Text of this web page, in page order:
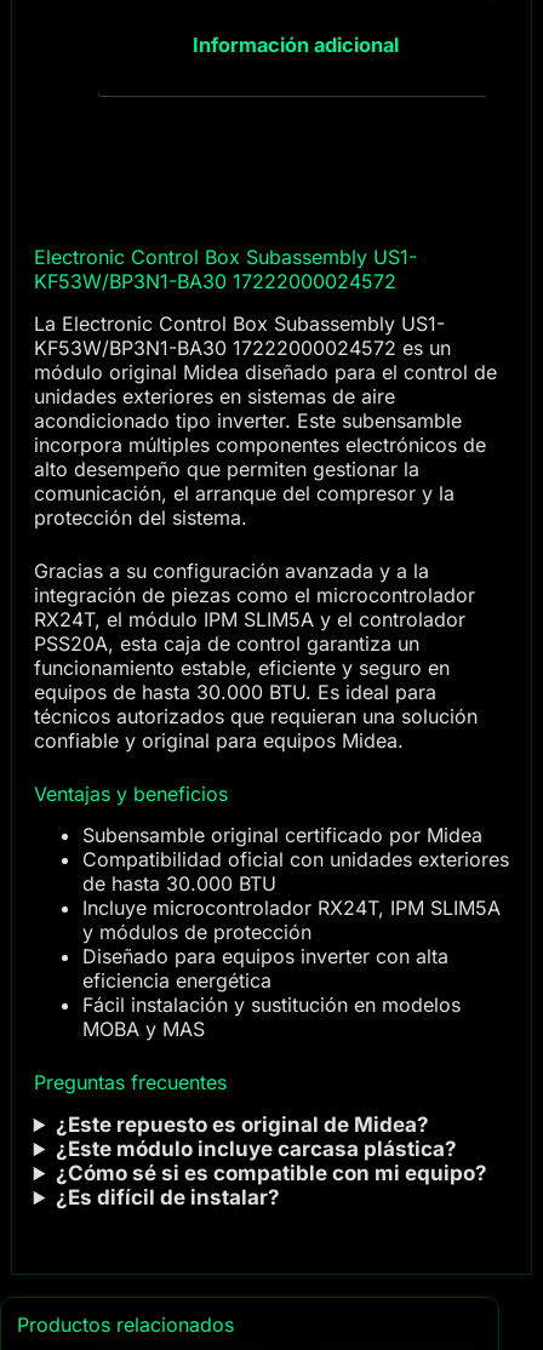
Información adicional
Electronic Control Box Subassembly US1-
KF53W/BP3N1-BA30 17222000024572
La Electronic Control Box Subassembly US1-
KF53W/BP3N1-BA30 17222000024572 es un
módulo original Midea diseñado para el control de
unidades exteriores en sistemas de aire
acondicionado tipo inverter. Este subensamble
incorpora múltiples componentes electrónicos de
alto desempeño que permiten gestionar la
comunicación, el arranque del compresor y la
protección del sistema.
Gracias a su configuración avanzada y a la
integración de piezas como el microcontrolador
RX24T, el módulo IPM SLIM5A y el controlador
PSS20A, esta caja de control garantiza un
funcionamiento estable, eficiente y seguro en
equipos de hasta 30.000 BTU. Es ideal para
técnicos autorizados que requieran una solución
confiable y original para equipos Midea.
Ventajas y beneficios
Subensamble original certificado por Midea
Compatibilidad oficial con unidades exteriores
de hasta 30.000 BTU
Incluye microcontrolador RX24T, IPM SLIM5A
y módulos de protección
Diseñado para equipos inverter con alta
eficiencia energética
Fácil instalación y sustitución en modelos
MOBA y MAS
Preguntas frecuentes
¿Este repuesto es original de Midea?
¿Este módulo incluye carcasa plástica?
¿Cómo sé si es compatible con mi equipo?
¿Es difícil de instalar?
Productos relacionados